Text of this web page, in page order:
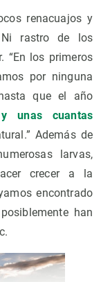
renacuajos y
Ni rastro de los
“En los primeros
por ninguna
que el año
unas cuantas
Además de
larvas,
crecer a la
encontrado
han